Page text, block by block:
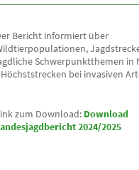
Bericht informiert über
Schwerpunktthemen in
bei invasiven
zum Download: Download
2024/2025